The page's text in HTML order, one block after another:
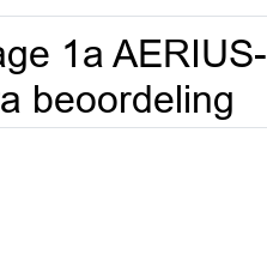
1a
beoordeling